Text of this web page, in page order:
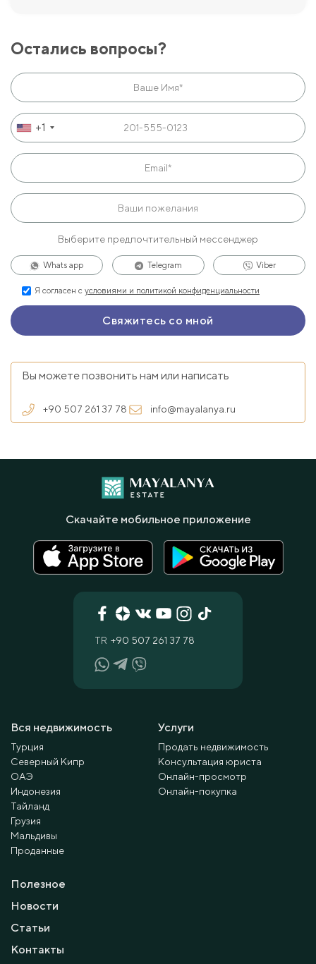
Остались вопросы?
+1
Выберите предпочтительный мессенджер
Whats app Telegram Viber
Я согласен с условиями и политикой конфиденциальности
Вы можете позвонить нам или написать
+90 507 261 37 78 info@mayalanya.ru
Вся недвижимость
Турция
Северный Кипр
ОАЭ
Индонезия
Тайланд
Грузия
Мальдивы
Проданные
Услуги
Продать недвижимость
Консультация юриста
Онлайн-просмотр
Онлайн-покупка
Полезное
Новости
Статьи
Контакты
TR +90 507 261 37 78
Скачайте мобильное приложение